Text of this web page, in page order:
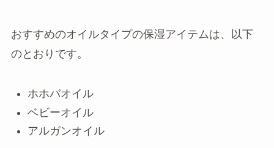
おすすめのオイルタイプの保湿アイテムは、以下
のとおりです。
ホホバオイル
ベビーオイル
アルガンオイル